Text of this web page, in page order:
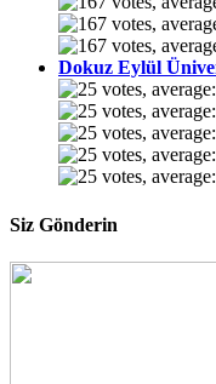
Dokuz Eylül
Siz Gönderin